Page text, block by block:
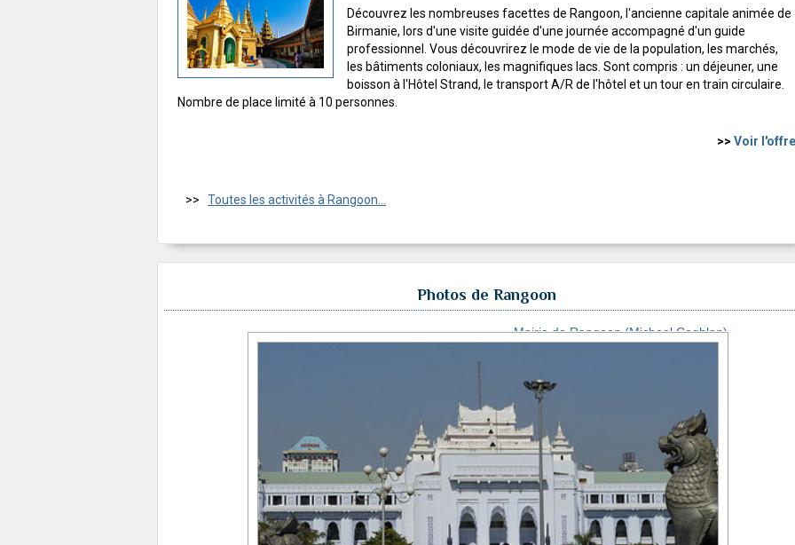
Découvrez les nombreuses facettes de Rangoon, l'ancienne capitale animée de
Birmanie, lors d'une visite guidée d'une journée accompagné d'un guide
professionnel. Vous découvrirez le mode de vie de la population, les marchés,
les bâtiments coloniaux, les magnifiques lacs. Sont compris : un déjeuner, une
boisson à l'Hôtel Strand, le transport A/R de l'hôtel et un tour en train circulaire.
Nombre de place limité à 10 personnes.
>> Voir l'offre
>> Toutes les activités à Rangoon...
Photos de Rangoon